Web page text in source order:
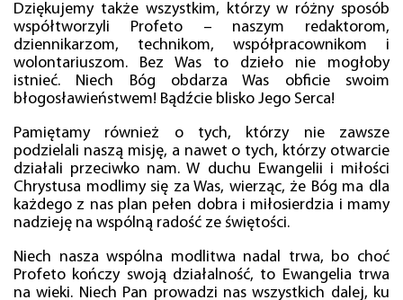
Dziękujemy także wszystkim, którzy w różny sposób
współtworzyli Profeto – naszym redaktorom,
dziennikarzom, technikom, współpracownikom i
wolontariuszom. Bez Was to dzieło nie mogłoby
istnieć. Niech Bóg obdarza Was obficie swoim
błogosławieństwem! Bądźcie blisko Jego Serca!
Pamiętamy również o tych, którzy nie zawsze
podzielali naszą misję, a nawet o tych, którzy otwarcie
działali przeciwko nam. W duchu Ewangelii i miłości
Chrystusa modlimy się za Was, wierząc, że Bóg ma dla
każdego z nas plan pełen dobra i miłosierdzia i mamy
nadzieję na wspólną radość ze świętości.
Niech nasza wspólna modlitwa nadal trwa, bo choć
Profeto kończy swoją działalność, to Ewangelia trwa
na wieki. Niech Pan prowadzi nas wszystkich dalej, ku